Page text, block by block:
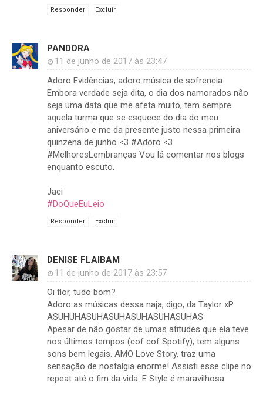
Responder Excluir
PANDORA
11 de junho de 2017 às 23:47
Adoro Evidências, adoro música de sofrencia.
Embora verdade seja dita, o dia dos namorados não
seja uma data que me afeta muito, tem sempre
aquela turma que se esquece do dia do meu
aniversário e me da presente justo nessa primeira
quinzena de junho <3 #Adoro <3
#MelhoresLembranças Vou lá comentar nos blogs
enquanto escuto.
Jaci
#DoQueEuLeio
Responder Excluir
DENISE FLAIBAM
11 de junho de 2017 às 23:57
Oi flor, tudo bom?
Adoro as músicas dessa naja, digo, da Taylor xP
ASUHUHASUHASUHASUHASUHASUHAS
Apesar de não gostar de umas atitudes que ela teve
nos últimos tempos (cof cof Spotify), tem alguns
sons bem legais. AMO Love Story, traz uma
sensação de nostalgia enorme! Assisti esse clipe no
repeat até o fim da vida. E Style é maravilhosa.